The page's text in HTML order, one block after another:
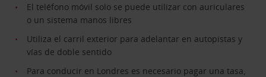
El teléfono móvil solo se puede utilizar con auriculares
o un sistema manos libres
Utiliza el carril exterior para adelantar en autopistas y
vías de doble sentido
Para conducir en Londres es necesario pagar una tasa,